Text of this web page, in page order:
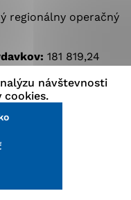
regionálny operačný
181 819,24
kompetencií
návštevnosti
cookies.
ponúknuť im lepšiu
anonymne a nie je